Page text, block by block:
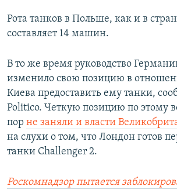
Рота танков в Польше, как и в
составляет 14 машин.
В то же время руководство
изменило свою позицию в
Киева предоставить ему танки,
Politico. Четкую позицию по этому
пор не заняли и власти
на слухи о том, что Лондон готов
танки Challenger 2.
Роскомнадзор пытается